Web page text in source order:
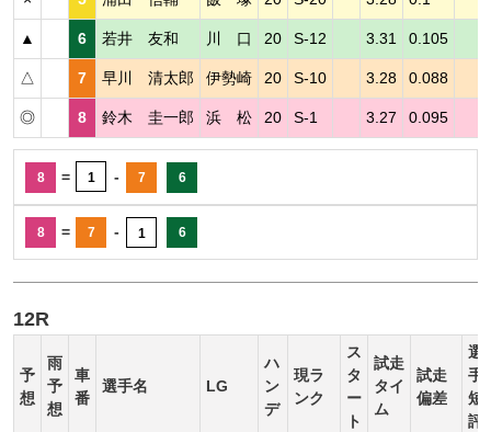
▲ 6 若井 友和 川 口 20 S-12 3.31 0.105
△ 7 早川 清太郎 伊勢崎 20 S-10 3.28 0.088
◎ 8 鈴木 圭一郎 浜 松 20 S-1 3.27 0.095
8 = 1 - 7 6
8 = 7 - 1 6
12R
予
想
雨
予
想
車
番
選手名 LG
ハ
ン
デ
現ラ
ンク
ス
タ
ー
ト
試走
タイ
ム
試走
偏差
選
手
短
評